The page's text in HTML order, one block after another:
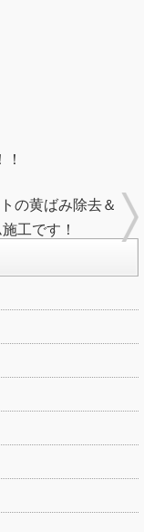
の黄ばみ除去＆
工です！